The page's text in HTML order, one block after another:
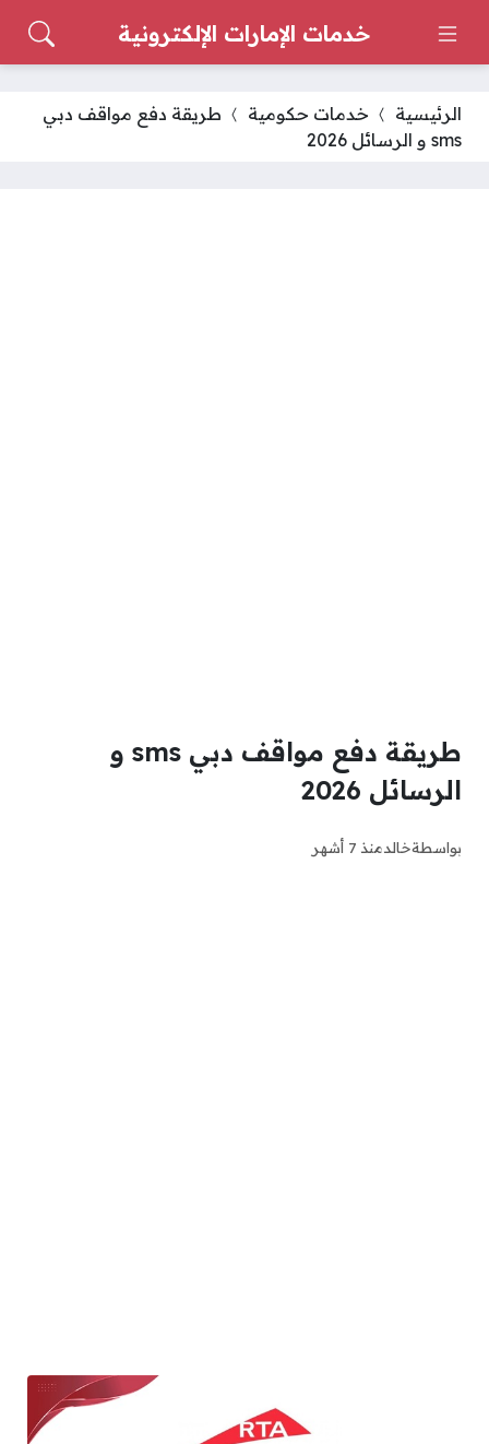
خدمات الإمارات الإلكترونية
الرئيسية خدمات حكومية
طريقة دفع مواقف دبي
sms و الرسائل 2026
طريقة دفع مواقف دبي sms و
الرسائل 2026
بواسطةخالدمنذ 7 أشهر